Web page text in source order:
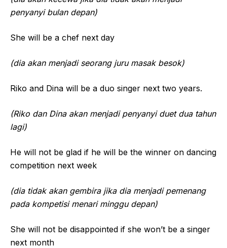
penyanyi bulan depan)
She will be a chef next day
(dia akan menjadi seorang juru masak besok)
Riko and Dina will be a duo singer next two years.
(Riko dan Dina akan menjadi penyanyi duet dua tahun
lagi)
He will not be glad if he will be the winner on dancing
competition next week
(dia tidak akan gembira jika dia menjadi pemenang
pada kompetisi menari minggu depan)
She will not be disappointed if she won’t be a singer
next month